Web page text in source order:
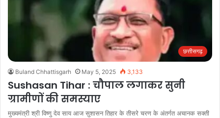
छत्तीसगढ़
Buland Chhattisgarh May 5, 2025 3,133
Sushasan Tihar : चौपाल लगाकर सुनी
ग्रामीणों की समस्याए
मुख्यमंत्री श्री विष्णु देव साय आज सुशासन तिहार के तीसरे चरण के अंतर्गत अचानक सक्ती